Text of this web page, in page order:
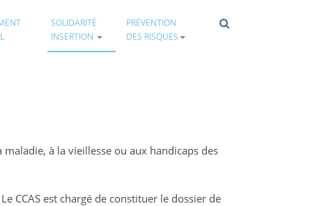
SOLIDARITÉ
INSERTION
PRÉVENTION
DES RISQUES
à la vieillesse ou aux handicaps des
CCAS est chargé de constituer le dossier de